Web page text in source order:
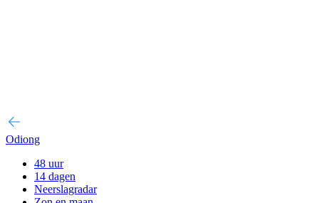
Odiong
48 uur
14 dagen
Neerslagradar